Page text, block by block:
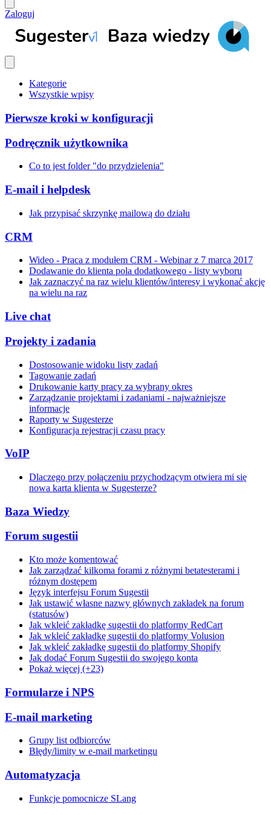
Zaloguj
Kategorie
Wszystkie wpisy
Pierwsze kroki w konfiguracji
Podręcznik użytkownika
Co to jest folder "do przydzielenia"
E-mail i helpdesk
Jak przypisać skrzynkę mailową do działu
CRM
Wideo - Praca z modułem CRM - Webinar z 7 marca 2017
Dodawanie do klienta pola dodatkowego - listy wyboru
Jak zaznaczyć na raz wielu klientów/interesy i wykonać akcję
na wielu na raz
Live chat
Projekty i zadania
Dostosowanie widoku listy zadań
Tagowanie zadań
Drukowanie karty pracy za wybrany okres
Zarządzanie projektami i zadaniami - najważniejsze
informacje
Raporty w Sugesterze
Konfiguracja rejestracji czasu pracy
VoIP
Dlaczego przy połączeniu przychodzącym otwiera mi się
nowa karta klienta w Sugesterze?
Baza Wiedzy
Forum sugestii
Kto może komentować
Jak zarządzać kilkoma forami z różnymi betatesterami i
różnym dostępem
Język interfejsu Forum Sugestii
Jak ustawić własne nazwy głównych zakładek na forum
(statusów)
Jak wkleić zakładkę sugestii do platformy RedCart
Jak wkleić zakładkę sugestii do platformy Volusion
Jak wkleić zakładkę sugestii do platformy Shopify
Jak dodać Forum Sugestii do swojego konta
Pokaż więcej (+23)
Formularze i NPS
E-mail marketing
Grupy list odbiorców
Błędy/limity w e-mail marketingu
Automatyzacja
Funkcje pomocnicze SLang